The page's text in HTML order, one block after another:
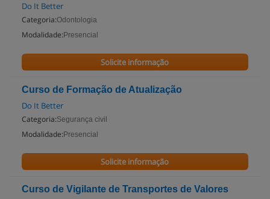
Do It Better
Categoria:Odontologia
Modalidade: Presencial
Solicite informação
Curso de Formação de Atualização
Do It Better
Categoria:Segurança civil
Modalidade: Presencial
Solicite informação
Curso de Vigilante de Transportes de Valores